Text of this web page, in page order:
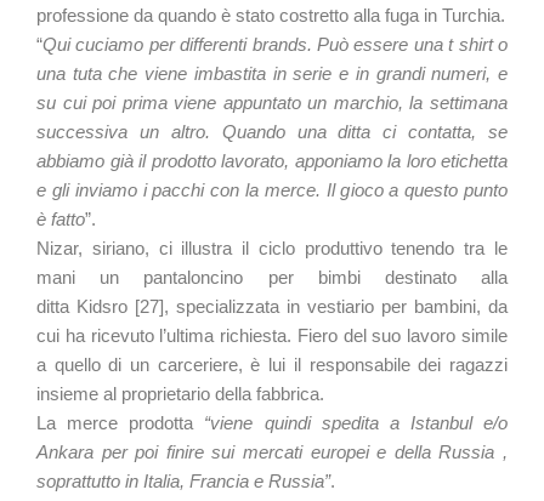
professione da quando è stato costretto alla fuga in Turchia.
“Qui cuciamo per differenti brands. Può essere una t shirt o
una tuta che viene imbastita in serie e in grandi numeri, e
su cui poi prima viene appuntato un marchio, la settimana
successiva un altro. Quando una ditta ci contatta, se
abbiamo già il prodotto lavorato, apponiamo la loro etichetta
e gli inviamo i pacchi con la merce. Il gioco a questo punto
è fatto”.
Nizar, siriano, ci illustra il ciclo produttivo tenendo tra le
mani un pantaloncino per bimbi destinato alla
ditta Kidsro [27], specializzata in vestiario per bambini, da
cui ha ricevuto l’ultima richiesta. Fiero del suo lavoro simile
a quello di un carceriere, è lui il responsabile dei ragazzi
insieme al proprietario della fabbrica.
La merce prodotta “viene quindi spedita a Istanbul e/o
Ankara per poi finire sui mercati europei e della Russia ,
soprattutto in Italia, Francia e Russia”.